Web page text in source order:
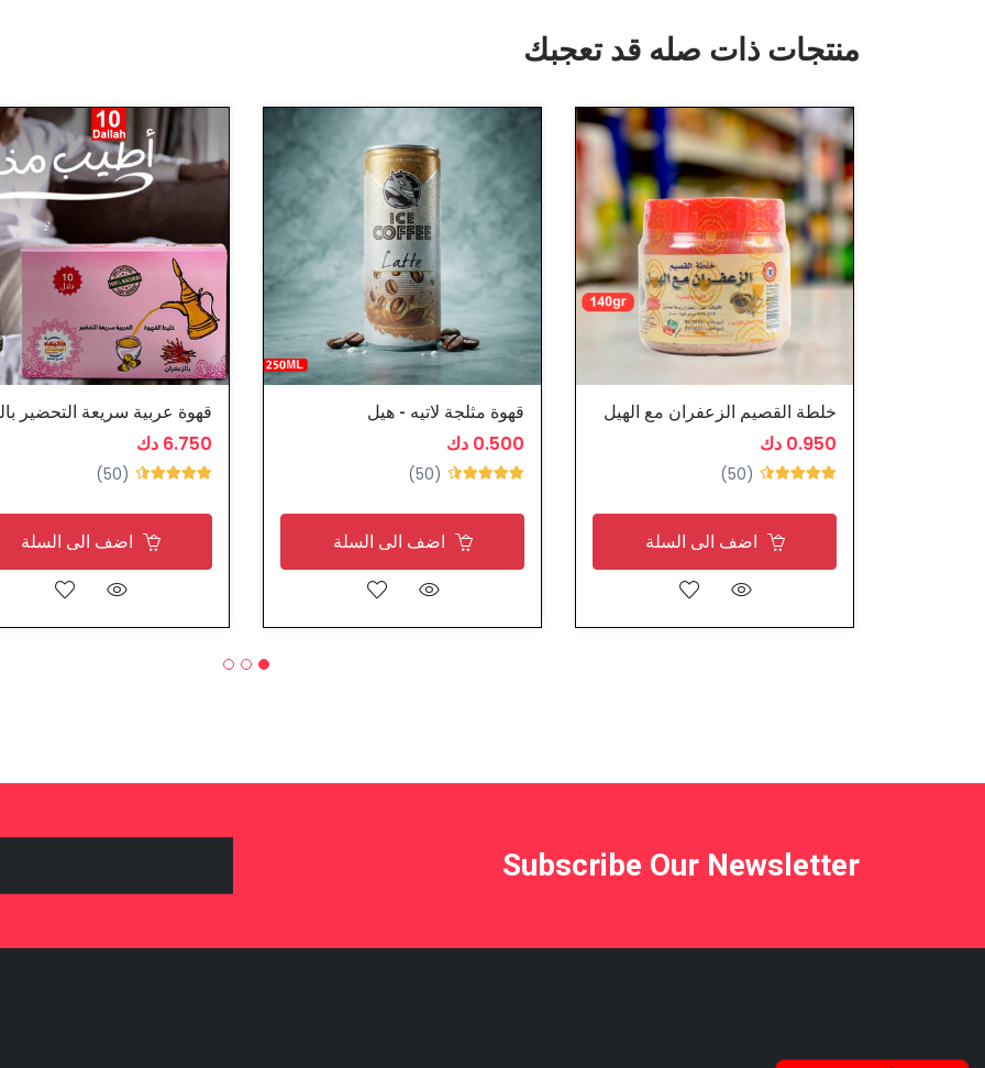
منتجات ذات صله قد تعجبك
خلطة القصيم الزعفران مع الهيل
0.950 دك
(50)
اضف الى السلة
قهوة مثلجة لاتيه - هيل
0.500 دك
(50)
اضف الى السلة
6.750 دك
(50)
اضف الى السلة
Subscribe Our Newsletter